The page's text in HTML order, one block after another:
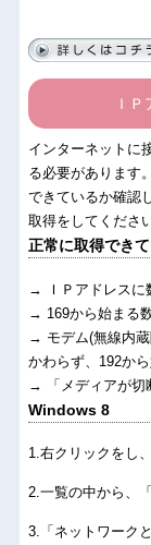
Ｉ
インターネットに
る必要があります
できているか確認
取得をしてください
正常に取得でき
→ ＩＰアドレスに
→ 169から始まる
→ モデム(無線内
かわらず、192か
→ 「メディアが切
Windows 8
.右クリックをし
.一覧の中から、
.「ネットワー